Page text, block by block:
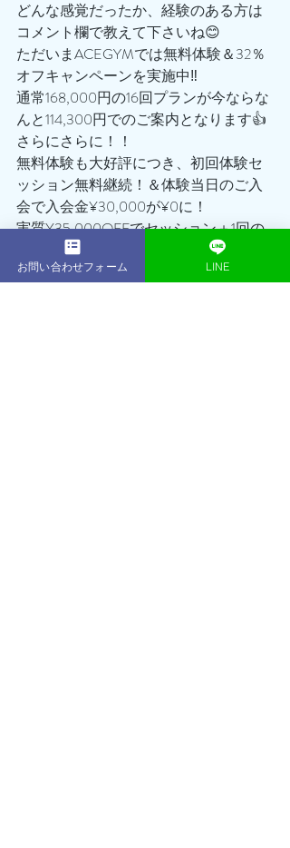
どんな感覚だったか、経験のある方は
コメント欄で教えて下さいね😊
ただいまACEGYMでは無料体験＆32％
オフキャンペーンを実施中‼️
通常168,000円の16回プランが今ならな
んと114,300円でのご案内となります👍
さらにさらに！！
無料体験も大好評につき、初回体験セ
ッション無料継続！＆体験当日のご入
会で入会金¥30,000が¥0に！
実質¥35,000OFFでセッション＋1回の
チャンス🔥🔥🔥
「食欲の秋をなんとか乗り越えたい…」
お問い合わせフォーム LINE